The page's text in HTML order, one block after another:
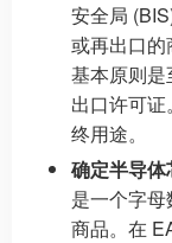
安全局
或再出口
基本原则
出口许可
终用途。
确定半导体
是一个字
商品。在